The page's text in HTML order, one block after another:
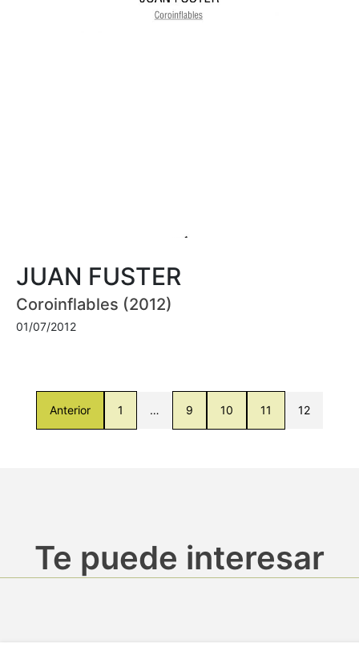
JUAN FUSTER
Coroinflables (2012)
01/07/2012
Anterior 1 … 9 10 11 12
Te puede interesar